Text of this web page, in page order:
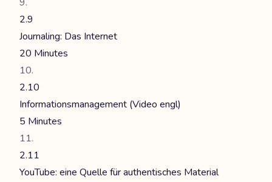
2.9
Journaling: Das Internet
20 Minutes
2.10
Informationsmanagement (Video engl)
5 Minutes
2.11
YouTube: eine Quelle für authentisches Material